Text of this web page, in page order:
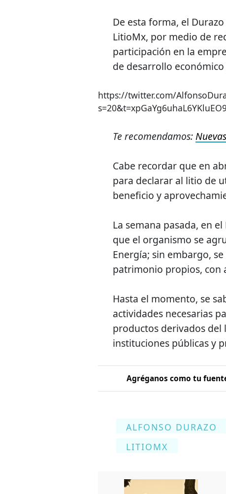
De esta forma, el
LitioMx, por medio de
participación en la
de desarrollo
https://twitter.com/
Te recomendamos:
Cabe recordar que en
para declarar al litio de
beneficio y
La semana pasada, en
que el organismo se
Energía; sin embargo,
patrimonio propios, con
Hasta el momento, se
actividades necesarias
productos derivados del
instituciones públicas y
Agréganos como tu
ALFONSO DURAZO
LITIOMX